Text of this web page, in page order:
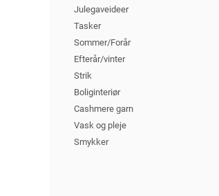
Julegaveideer
Tasker
Sommer/Forår
Efterår/vinter
Strik
Boliginteriør
Cashmere garn
Vask og pleje
Smykker